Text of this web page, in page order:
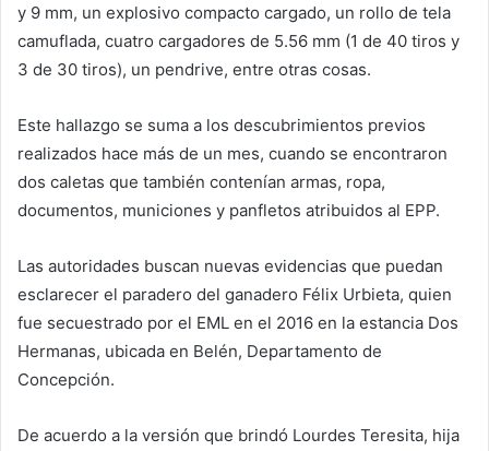
y 9 mm, un explosivo compacto cargado, un rollo de tela
camuflada, cuatro cargadores de 5.56 mm (1 de 40 tiros y
3 de 30 tiros), un pendrive, entre otras cosas.
Este hallazgo se suma a los descubrimientos previos
realizados hace más de un mes, cuando se encontraron
dos caletas que también contenían armas, ropa,
documentos, municiones y panfletos atribuidos al EPP.
Las autoridades buscan nuevas evidencias que puedan
esclarecer el paradero del ganadero Félix Urbieta, quien
fue secuestrado por el EML en el 2016 en la estancia Dos
Hermanas, ubicada en Belén, Departamento de
Concepción.
De acuerdo a la versión que brindó Lourdes Teresita, hija